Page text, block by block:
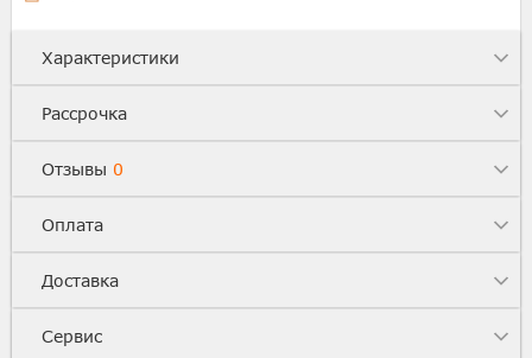
Характеристики
Рассрочка
Отзывы 0
Оплата
Доставка
Сервис